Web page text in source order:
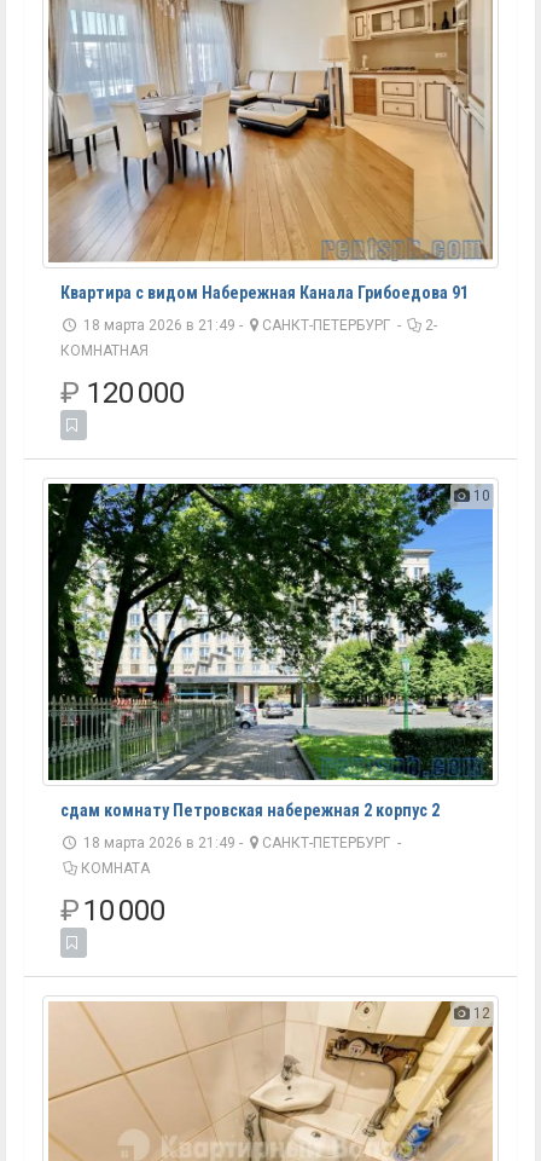
Квартира с видом Набережная Канала Грибоедова 91
18 марта 2026 в 21:49 - САНКТ-ПЕТЕРБУРГ -
2-
КОМНАТНАЯ
₽ 120 000
10
сдам комнату Петровская набережная 2 корпус 2
18 марта 2026 в 21:49 - САНКТ-ПЕТЕРБУРГ -
КОМНАТА
₽10 000
12